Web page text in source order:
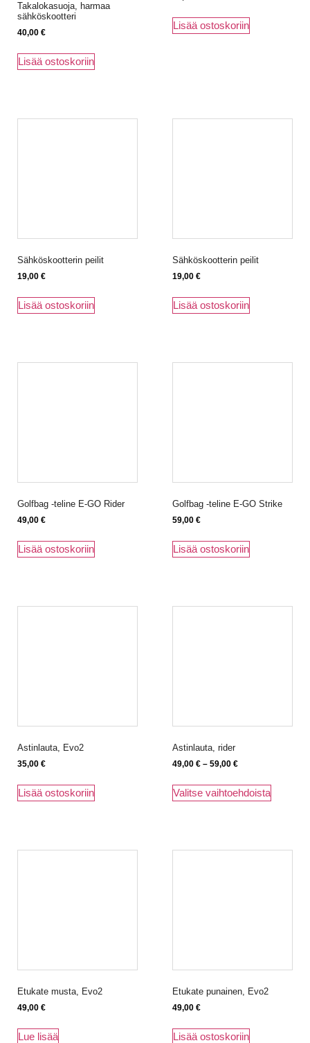
Takalokasuoja, harmaa
sähköskootteri
40,00 €
Lisää ostoskoriin
Lisää ostoskoriin
Sähköskootterin peilit
19,00 €
Lisää ostoskoriin
Sähköskootterin peilit
19,00 €
Lisää ostoskoriin
Golfbag -teline E-GO Rider
49,00 €
Lisää ostoskoriin
Golfbag -teline E-GO Strike
59,00 €
Lisää ostoskoriin
Astinlauta, Evo2
35,00 €
Lisää ostoskoriin
Astinlauta, rider
49,00 € – 59,00 €
Valitse vaihtoehdoista
Etukate musta, Evo2
49,00 €
Lue lisää
Etukate punainen, Evo2
49,00 €
Lisää ostoskoriin